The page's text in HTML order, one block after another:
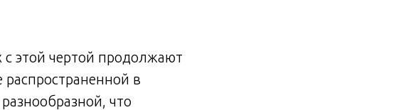
этой чертой продолжают
распространенной в
что